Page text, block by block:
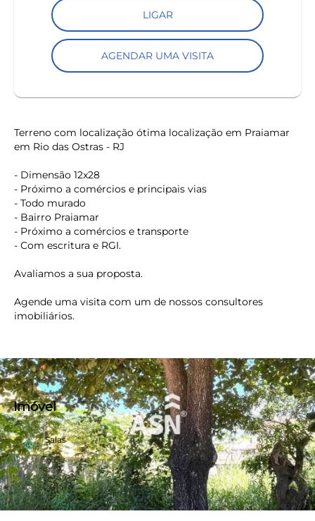
LIGAR
AGENDAR UMA VISITA
keyboard_backspace
Terreno com localização ótima localização em Praiamar
em Rio das Ostras - RJ
- Dimensão 12x28
- Próximo a comércios e principais vias
- Todo murado
- Bairro Praiamar
- Próximo a comércios e transporte
- Com escritura e RGI.
Avaliamos a sua proposta.
Agende uma visita com um de nossos consultores
imobiliários.
Imóvel
check_circle_outline Salas